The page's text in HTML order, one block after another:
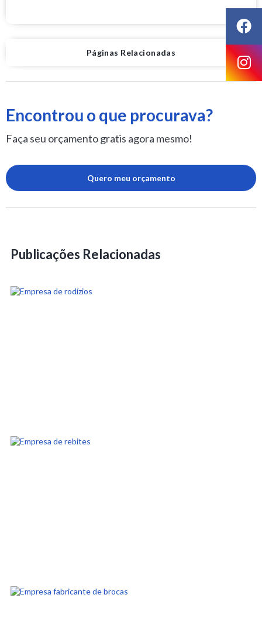
Páginas Relacionadas
Encontrou o que procurava?
Faça seu orçamento gratis agora mesmo!
Quero meu orçamento
Publicações Relacionadas